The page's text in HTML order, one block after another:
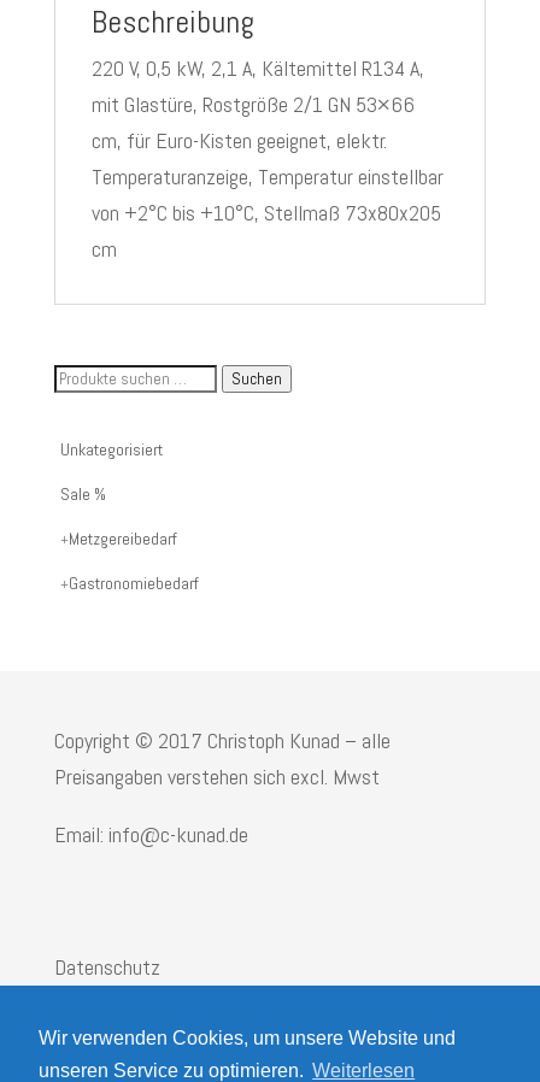
Wir verwenden Cookies, um unsere Website und
unseren Service zu optimieren. Weiterlesen
Beschreibung
220 V, 0,5 kW, 2,1 A, Kältemittel R134 A,
mit Glastüre, Rostgröße 2/1 GN 53×66
cm, für Euro-Kisten geeignet, elektr.
Temperaturanzeige, Temperatur einstellbar
von +2°C bis +10°C, Stellmaß 73x80x205
cm
Suche
Artikelnummer
oder
Suchen
Unkategorisiert
Sale %
Metzgereibedarf
Gastronomiebedarf
Copyright © 2017 Christoph Kunad – alle
Preisangaben verstehen sich excl. Mwst
Email: info@c-kunad.de
Datenschutz
AGB